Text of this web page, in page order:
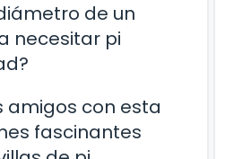
de un
necesitar pi
amigos con esta
fascinantes